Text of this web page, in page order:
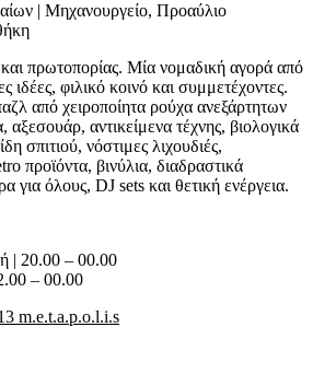
| Μηχανουργείο, Προαύλιο
και πρωτοπορίας. Μία νομαδική αγορά από
ιδέες, φιλικό κοινό και συμμετέχοντες.
από χειροποίητα ρούχα ανεξάρτητων
αντικείμενα τέχνης, βιολογικά
σπιτιού, νόστιμες λιχουδιές,
προϊόντα, βινύλια, διαδραστικά
για όλους, DJ sets και θετική ενέργεια.
| 20.00 – 00.00
– 00.00
m.e.t.a.p.o.l.i.s